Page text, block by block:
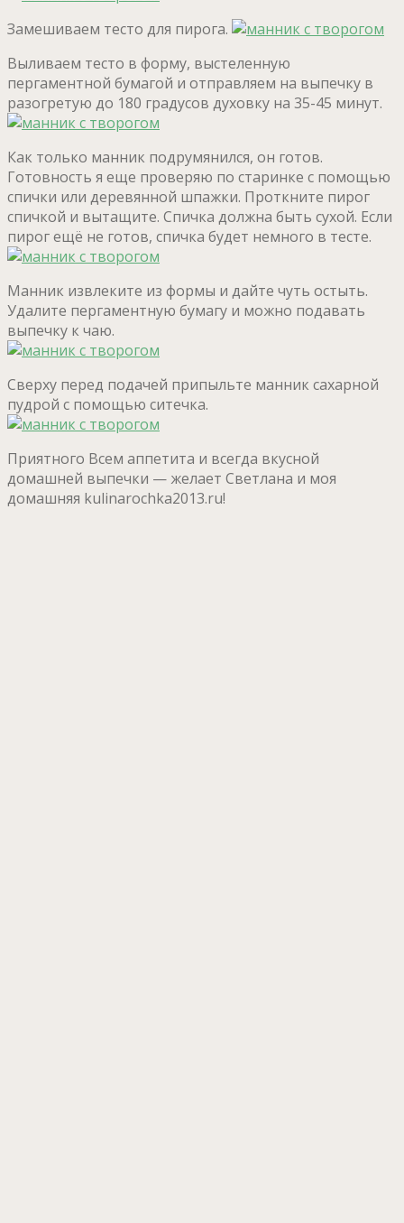
Замешиваем тесто для пирога.
Выливаем тесто в форму, выстеленную
пергаментной бумагой и отправляем на выпечку в
разогретую до 180 градусов духовку на 35-45 минут.
Как только манник подрумянился, он готов.
Готовность я еще проверяю по старинке с помощью
спички или деревянной шпажки. Проткните пирог
спичкой и вытащите. Спичка должна быть сухой. Если
пирог ещё не готов, спичка будет немного в тесте.
Манник извлеките из формы и дайте чуть остыть.
Удалите пергаментную бумагу и можно подавать
выпечку к чаю.
Сверху перед подачей припыльте манник сахарной
пудрой с помощью ситечка.
Приятного Всем аппетита и всегда вкусной
домашней выпечки — желает Светлана и моя
домашняя kulinarochka2013.ru!